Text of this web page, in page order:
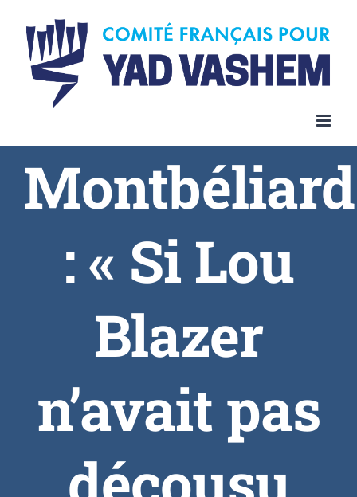
Montbéliard
: « Si Lou
Blazer
n’avait pas